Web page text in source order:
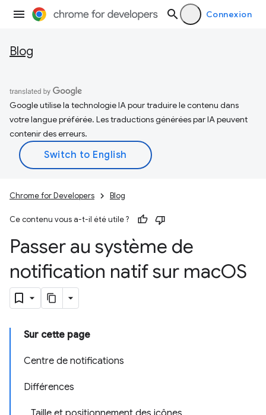
Connexion
Blog
Google utilise la technologie IA pour traduire le contenu dans
votre langue préférée. Les traductions générées par IA peuvent
contenir des erreurs.
Chrome for Developers Blog
Ce contenu vous a-t-il été utile ?
Passer au système de
notification natif sur macOS
Sur cette page
Centre de notifications
Différences